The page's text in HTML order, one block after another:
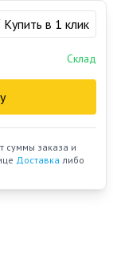
Купить в 1 клик
Склад
суммы заказа и
Доставка либо